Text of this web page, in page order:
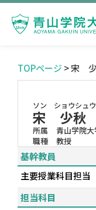
TOPページ > 宋
ソン ショウシュウ
宋 少秋
所属
青山学院
職種
教授
基幹教員
主要授業科目担当
担当科目